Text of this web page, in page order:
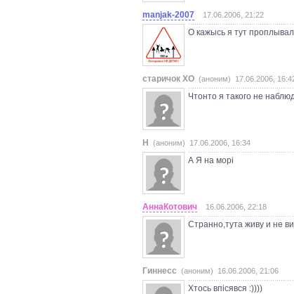
manjak-2007 17.06.2006, 21:22
О кажысь я тут
старичок ХО (аноним) 17.06.2006,
Чтонто я такого не
Н (аноним) 17.06.2006, 16:34
А Я на морі
АннаКотович 16.06.2006, 22:18
Cтранно,тута живу и не
Гиннесс (аноним) 16.06.2006, 21:06
Хтось впісявся :))))